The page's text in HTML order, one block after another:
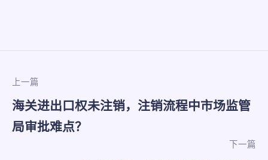
上一篇
海关进出口权未注销，注销流程中市场监管
局审批难点？
下一篇